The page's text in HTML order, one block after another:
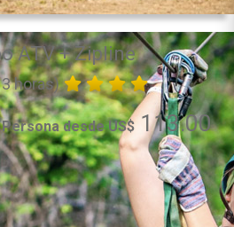
ATV + Zipline
horas)
desde US$113.00